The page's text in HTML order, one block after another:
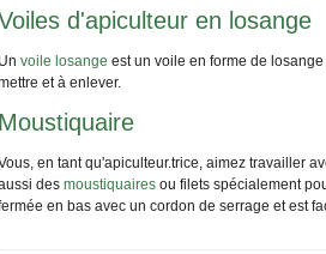
d'apiculteur en losange
Un voile losange est un voile en forme de
et à enlever.
Moustiquaire
en tant qu'apiculteur.trice, aimez travailler
des moustiquaires ou filets spécialement
en bas avec un cordon de serrage et est